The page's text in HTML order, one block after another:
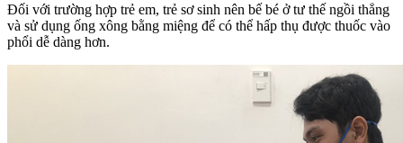
Đối với trường hợp trẻ em, trẻ sơ sinh nên bế bé ở tư thế ngồi thẳng
và sử dụng ống xông bằng miệng để có thể hấp thụ được thuốc vào
phổi dễ dàng hơn.